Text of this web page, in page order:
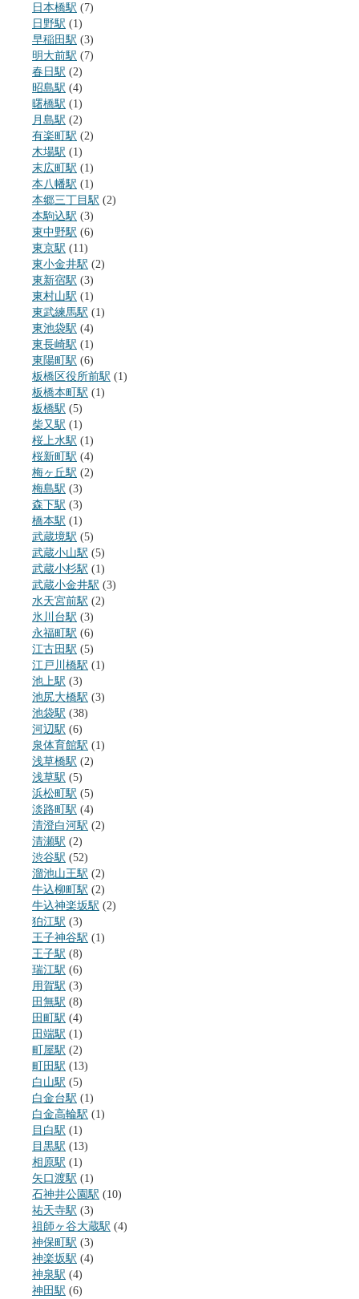
日本橋駅 (7)
日野駅 (1)
早稲田駅 (3)
明大前駅 (7)
春日駅 (2)
昭島駅 (4)
曙橋駅 (1)
月島駅 (2)
有楽町駅 (2)
木場駅 (1)
末広町駅 (1)
本八幡駅 (1)
本郷三丁目駅 (2)
本駒込駅 (3)
東中野駅 (6)
東京駅 (11)
東小金井駅 (2)
東新宿駅 (3)
東村山駅 (1)
東武練馬駅 (1)
東池袋駅 (4)
東長崎駅 (1)
東陽町駅 (6)
板橋区役所前駅 (1)
板橋本町駅 (1)
板橋駅 (5)
柴又駅 (1)
桜上水駅 (1)
桜新町駅 (4)
梅ヶ丘駅 (2)
梅島駅 (3)
森下駅 (3)
橋本駅 (1)
武蔵境駅 (5)
武蔵小山駅 (5)
武蔵小杉駅 (1)
武蔵小金井駅 (3)
水天宮前駅 (2)
氷川台駅 (3)
永福町駅 (6)
江古田駅 (5)
江戸川橋駅 (1)
池上駅 (3)
池尻大橋駅 (3)
池袋駅 (38)
河辺駅 (6)
泉体育館駅 (1)
浅草橋駅 (2)
浅草駅 (5)
浜松町駅 (5)
淡路町駅 (4)
清澄白河駅 (2)
清瀬駅 (2)
渋谷駅 (52)
溜池山王駅 (2)
牛込柳町駅 (2)
牛込神楽坂駅 (2)
狛江駅 (3)
王子神谷駅 (1)
王子駅 (8)
瑞江駅 (6)
用賀駅 (3)
田無駅 (8)
田町駅 (4)
田端駅 (1)
町屋駅 (2)
町田駅 (13)
白山駅 (5)
白金台駅 (1)
白金高輪駅 (1)
目白駅 (1)
目黒駅 (13)
相原駅 (1)
矢口渡駅 (1)
石神井公園駅 (10)
祐天寺駅 (3)
祖師ヶ谷大蔵駅 (4)
神保町駅 (3)
神楽坂駅 (4)
神泉駅 (4)
神田駅 (6)